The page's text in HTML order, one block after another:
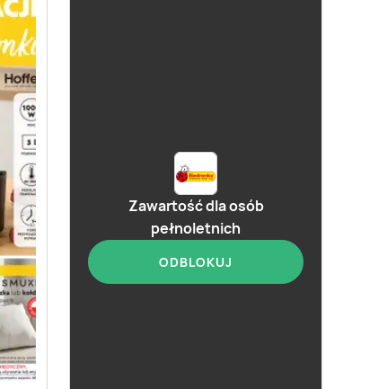
Zawartość dla osób
pełnoletnich
ODBLOKUJ